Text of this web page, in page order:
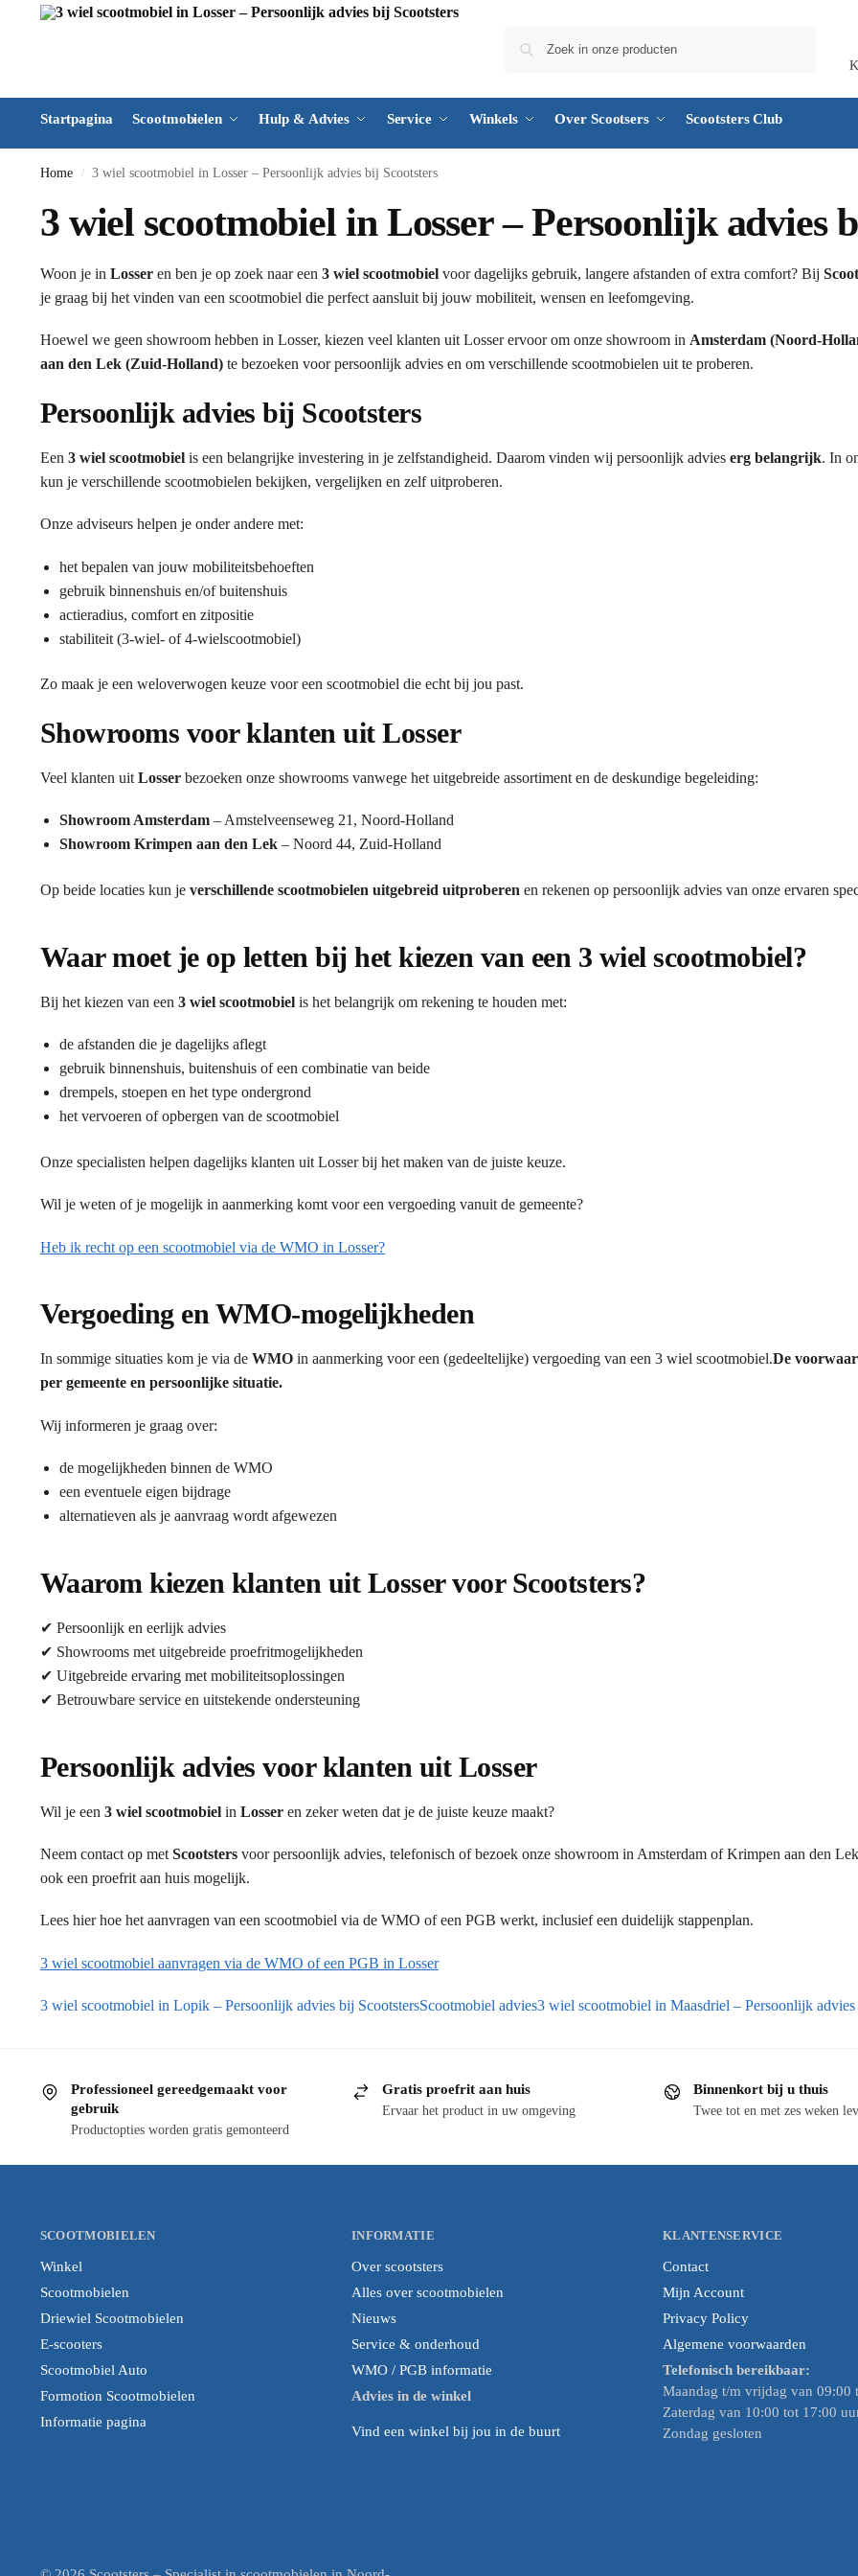
Startpagina Scootmobielen Hulp & Advies Service Winkels Over Scootsers Scootsters Club
Home / 3 wiel scootmobiel in Losser – Persoonlijk advies bij Scootsters
3 wiel scootmobiel in Losser – Persoonlijk advies
Woon je in Losseren ben je op zoek naar een 3 wiel scootmobielvoor dagelijks gebruik, langere afstanden of extra comfort? Bij
je graag bij het vinden van een scootmobiel die perfect aansluit bij jouw mobiliteit, wensen en leefomgeving.
Hoewel we geen showroom hebben in Losser, kiezen veel klanten uit Losser ervoor om onze showroom in Amsterdam (Noord-
aan den Lek (Zuid-Holland)te bezoeken voor persoonlijk advies en om verschillende scootmobielen uit te proberen.
Persoonlijk advies bij Scootsters
Een 3 wiel scootmobielis een belangrijke investering in je zelfstandigheid. Daarom vinden wij persoonlijk advies erg belangrijk. In
kun je verschillende scootmobielen bekijken, vergelijken en zelf uitproberen.
Onze adviseurs helpen je onder andere met:
het bepalen van jouw mobiliteitsbehoeften
gebruik binnenshuis en/of buitenshuis
actieradius, comfort en zitpositie
stabiliteit (3-wiel- of 4-wielscootmobiel)
Zo maak je een weloverwogen keuze voor een scootmobiel die echt bij jou past.
Showrooms voor klanten uit Losser
Veel klanten uit Losserbezoeken onze showrooms vanwege het uitgebreide assortiment en de deskundige begeleiding:
Showroom Amsterdam– Amstelveenseweg 21, Noord-Holland
Showroom Krimpen aan den Lek– Noord 44, Zuid-Holland
Op beide locaties kun je verschillende scootmobielen uitgebreid uitproberen en rekenen op persoonlijk advies van onze ervaren
Waar moet je op letten bij het kiezen van een 3 wiel scootmobiel?
Bij het kiezen van een 3 wiel scootmobielis het belangrijk om rekening te houden met:
de afstanden die je dagelijks aflegt
gebruik binnenshuis, buitenshuis of een combinatie van beide
drempels, stoepen en het type ondergrond
het vervoeren of opbergen van de scootmobiel
Onze specialisten helpen dagelijks klanten uit Losser bij het maken van de juiste keuze.
Wil je weten of je mogelijk in aanmerking komt voor een vergoeding vanuit de gemeente?
Heb ik recht op een scootmobiel via de WMO in Losser?
Vergoeding en WMO-mogelijkheden
In sommige situaties kom je via de WMOin aanmerking voor een (gedeeltelijke) vergoeding van een 3 wiel scootmobiel.De
per gemeente en persoonlijke situatie.
Wij informeren je graag over:
de mogelijkheden binnen de WMO
een eventuele eigen bijdrage
alternatieven als je aanvraag wordt afgewezen
Waarom kiezen klanten uit Losser voor Scootsters?
✔ Persoonlijk en eerlijk advies
✔ Showrooms met uitgebreide proefritmogelijkheden
✔ Uitgebreide ervaring met mobiliteitsoplossingen
✔ Betrouwbare service en uitstekende ondersteuning
Persoonlijk advies voor klanten uit Losser
Wil je een 3 wiel scootmobielin Losseren zeker weten dat je de juiste keuze maakt?
Neem contact op met Scootstersvoor persoonlijk advies, telefonisch of bezoek onze showroom in Amsterdam of Krimpen aan den
ook een proefrit aan huis mogelijk.
Lees hier hoe het aanvragen van een scootmobiel via de WMO of een PGB werkt, inclusief een duidelijk stappenplan.
3 wiel scootmobiel aanvragen via de WMO of een PGB in Losser
3 wiel scootmobiel in Lopik – Persoonlijk advies bij ScootstersScootmobiel advies3 wiel scootmobiel in Maasdriel – Persoonlijk advies
Professioneel gereedgemaakt voor
gebruik
Productopties worden gratis gemonteerd
Gratis proefrit aan huis
Ervaar het product in uw omgeving
Binnenkort bij u thuis
Twee tot en met zes weken
SCOOTMOBIELEN
Winkel
Scootmobielen
Driewiel Scootmobielen
E-scooters
Scootmobiel Auto
Formotion Scootmobielen
Informatie pagina
INFORMATIE
Over scootsters
Alles over scootmobielen
Nieuws
Service & onderhoud
WMO / PGB informatie
Advies in de winkel
Vind een winkel bij jou in de buurt
KLANTENSERVICE
Contact
Mijn Account
Privacy Policy
Algemene voorwaarden
Telefonisch bereikbaar:
Maandag t/m vrijdag van 09:00
Zaterdag van 10:00 tot 17:00
Zondag gesloten